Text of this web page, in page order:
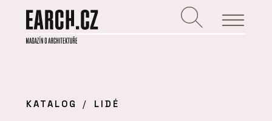
KATALOG LIDÉ